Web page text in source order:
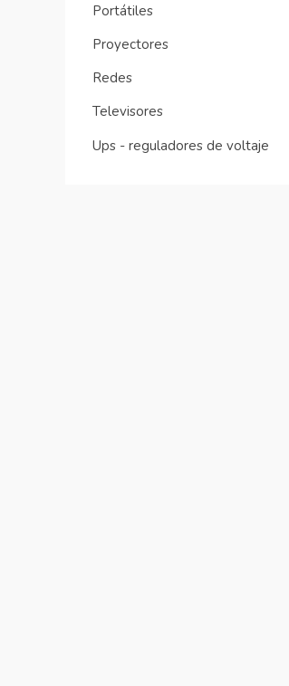
Portátiles
Proyectores
Redes
Televisores
Ups - reguladores de voltaje